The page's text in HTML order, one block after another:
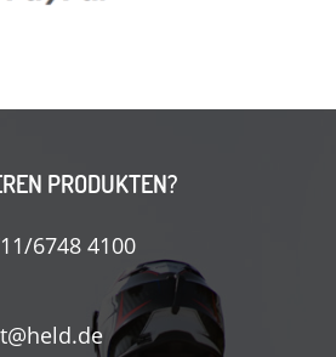
PRODUKTEN?
6748 4100